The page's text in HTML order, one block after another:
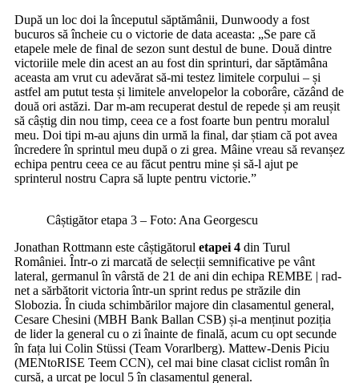
După un loc doi la începutul săptămânii, Dunwoody a fost
bucuros să încheie cu o victorie de data aceasta: „Se pare că
etapele mele de final de sezon sunt destul de bune. Două dintre
victoriile mele din acest an au fost din sprinturi, dar săptămâna
aceasta am vrut cu adevărat să-mi testez limitele corpului – și
astfel am putut testa și limitele anvelopelor la coborâre, căzând de
două ori astăzi. Dar m-am recuperat destul de repede și am reușit
să câștig din nou timp, ceea ce a fost foarte bun pentru moralul
meu. Doi tipi m-au ajuns din urmă la final, dar știam că pot avea
încredere în sprintul meu după o zi grea. Mâine vreau să revanșez
echipa pentru ceea ce au făcut pentru mine și să-l ajut pe
sprinterul nostru Capra să lupte pentru victorie.”
Câștigător etapa 3 – Foto: Ana Georgescu
Jonathan Rottmann este câștigătorul etapei 4 din Turul
României. Într-o zi marcată de selecții semnificative pe vânt
lateral, germanul în vârstă de 21 de ani din echipa REMBE | rad-
net a sărbătorit victoria într-un sprint redus pe străzile din
Slobozia. În ciuda schimbărilor majore din clasamentul general,
Cesare Chesini (MBH Bank Ballan CSB) și-a menținut poziția
de lider la general cu o zi înainte de finală, acum cu opt secunde
în fața lui Colin Stüssi (Team Vorarlberg). Mattew-Denis Piciu
(MENtoRISE Teem CCN), cel mai bine clasat ciclist român în
cursă, a urcat pe locul 5 în clasamentul general.